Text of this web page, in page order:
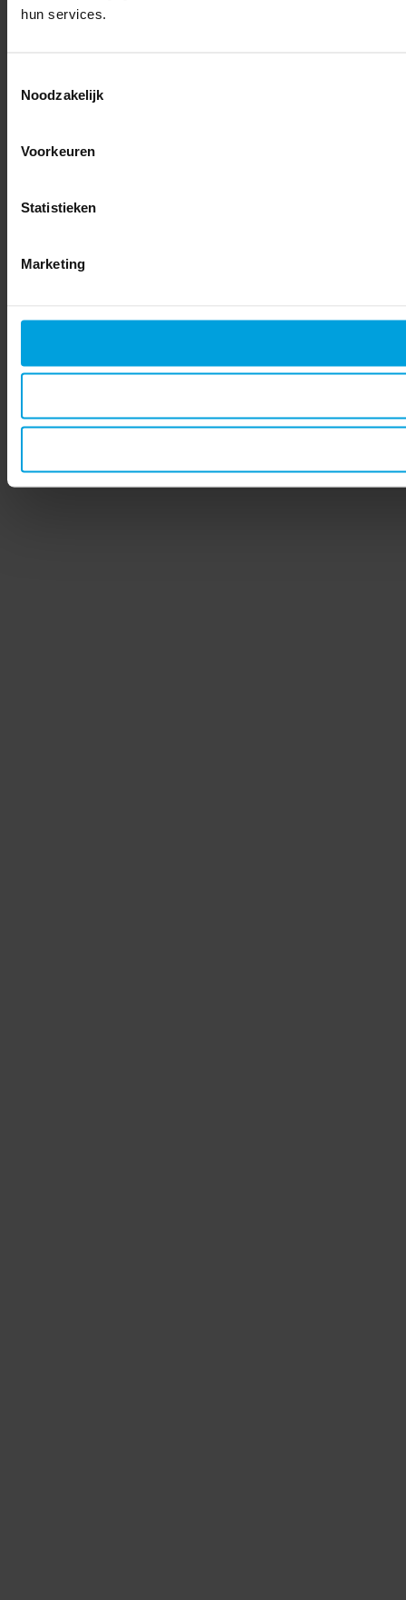
hun services.
Noodzakelijk
Voorkeuren
Statistieken
Marketing